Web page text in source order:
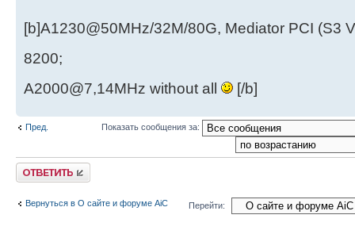
[b]A1230@50MHz/32M/80G, Mediator PCI (S3
8200;
A2000@7,14MHz without all
[/b]
Пред. Показать сообщения за:
Ответить
Вернуться в О сайте и форуме AiC Перейти: